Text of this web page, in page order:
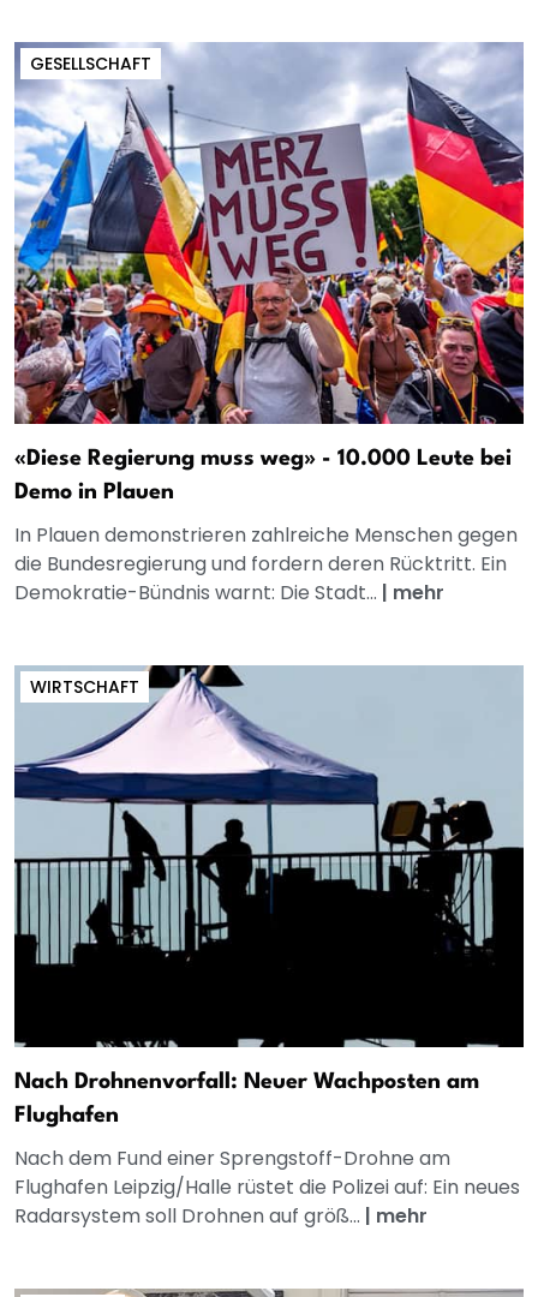
GESELLSCHAFT
«Diese Regierung muss weg» - 10.000 Leute bei
Demo in Plauen
In Plauen demonstrieren zahlreiche Menschen gegen
die Bundesregierung und fordern deren Rücktritt. Ein
Demokratie-Bündnis warnt: Die Stadt... | mehr
WIRTSCHAFT
Nach Drohnenvorfall: Neuer Wachposten am
Flughafen
Nach dem Fund einer Sprengstoff-Drohne am
Flughafen Leipzig/Halle rüstet die Polizei auf: Ein neues
Radarsystem soll Drohnen auf größ... | mehr